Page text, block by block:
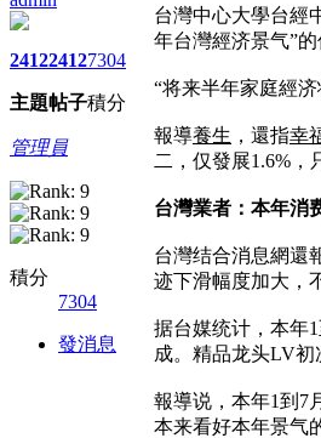
2412
主題
2412
帖子
7304
積分
管理員
積分
7304
發消息
台灣中心大學台經
年台灣經济景气”
“将来半年家庭經
報導養生 ，還指幸
二，仅發展1.6%，
台灣業者：本年消
台灣结合消息網還
迹下滑幅度加大，
据台媒统计，本年
成。精品龙头LV初
報導说，本年1到7
本来看好本年景气